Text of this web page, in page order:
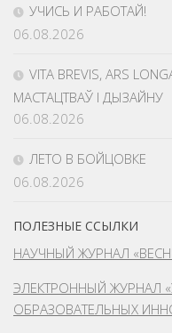
УЧИСЬ И РАБОТАЙ!
06.08.2026
VITA BREVIS, ARS
МАСТАЦТВАЎ І ДЫЗАЙНУ
06.08.2026
ЛЕТО В БОЙЦОВКЕ
06.08.2026
ПОЛЕЗНЫЕ ССЫЛКИ
НАУЧНЫЙ ЖУРНАЛ
ЭЛЕКТРОННЫЙ ЖУРНАЛ
ОБРАЗОВАТЕЛЬНЫХ